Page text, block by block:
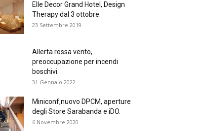
Elle Decor Grand Hotel, Design
Therapy dal 3 ottobre.
23 Settembre 2019
Allerta rossa vento,
preoccupazione per incendi
boschivi.
31 Gennaio 2022
Miniconf,nuovo DPCM, aperture
degli Store Sarabanda e iDO.
6 Novembre 2020